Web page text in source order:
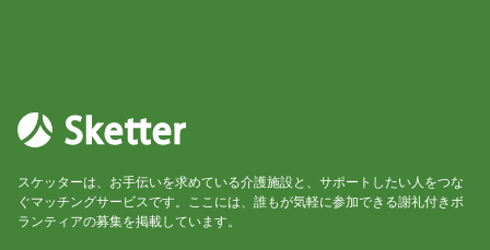
スケッターは、お手伝いを求めている介護施設と、サポートしたい人をつな
ぐマッチングサービスです。ここには、誰もが気軽に参加できる謝礼付きボ
ランティアの募集を掲載しています。